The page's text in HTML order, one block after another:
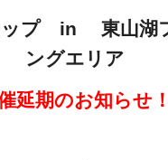
プ in
東山湖
ングエリア
延期のお知らせ！